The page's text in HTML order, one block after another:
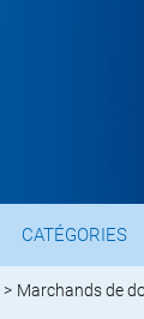
CATÉGORIES
> Marchands de